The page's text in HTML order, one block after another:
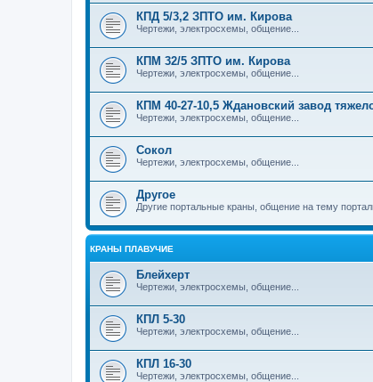
КПД 5/3,2 ЗПТО им. Кирова
Чертежи, электросхемы, общение...
КПМ 32/5 ЗПТО им. Кирова
Чертежи, электросхемы, общение...
КПМ 40-27-10,5 Ждановский завод
Чертежи, электросхемы, общение...
Сокол
Чертежи, электросхемы, общение...
Другое
Другие портальные краны, общение на тему
КРАНЫ ПЛАВУЧИЕ
Блейхерт
Чертежи, электросхемы, общение...
КПЛ 5-30
Чертежи, электросхемы, общение...
КПЛ 16-30
Чертежи, электросхемы, общение...